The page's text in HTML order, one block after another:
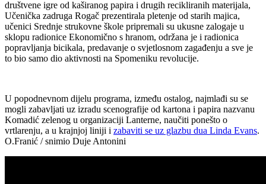
društvene igre od kaširanog papira i drugih recikliranih materijala,
Učenička zadruga Rogač prezentirala pletenje od starih majica,
učenici Srednje strukovne škole pripremali su ukusne zalogaje u
sklopu radionice Ekonomično s hranom, održana je i radionica
popravljanja bicikala, predavanje o svjetlosnom zagađenju a sve je
to bio samo dio aktivnosti na Spomeniku revolucije.
U popodnevnom dijelu programa, između ostalog, najmlađi su se
mogli zabavljati uz izradu scenografije od kartona i papira nazvanu
Komadić zelenog u organizaciji Lanterne, naučiti ponešto o
vrtlarenju, a u krajnjoj liniji i zabaviti se uz glazbu dua Linda Evans.
O.Franić / snimio Duje Antonini